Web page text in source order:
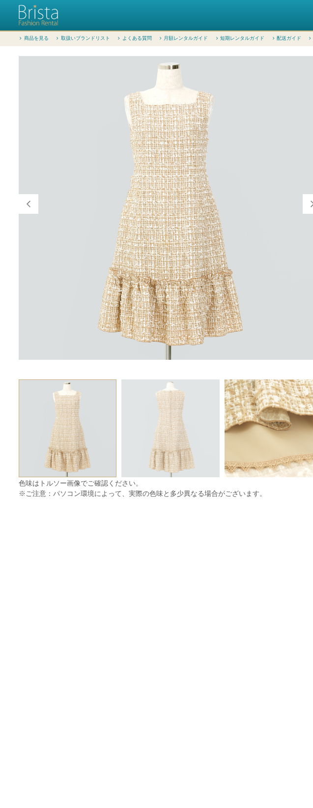
商品を見る 取扱いブランドリスト よくある質問 月額レンタルガイド 短期レンタルガイド 配送ガイド
色味はトルソー画像でご確認ください。
※ご注意：パソコン環境によって、実際の色味と多少異なる場合がございます。